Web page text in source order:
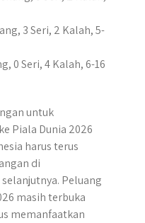
3 Seri, 2 Kalah, 5-
0 Seri, 4 Kalah, 6-16
untuk
Piala Dunia 2026
harus terus
di
Peluang
masih terbuka
memanfaatkan